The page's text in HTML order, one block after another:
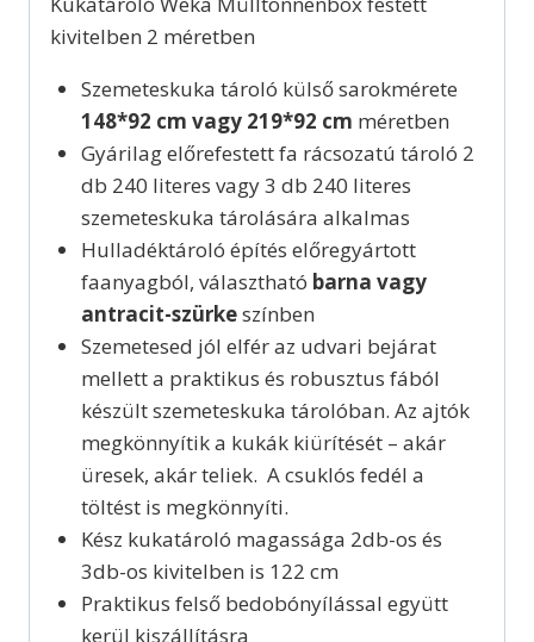
kivitelben 2 méretben
Szemeteskuka tároló külső sarokmérete
148*92 cm vagy 219*92 cm méretben
Gyárilag előrefestett fa rácsozatú tároló 2
db 240 literes vagy 3 db 240 literes
szemeteskuka tárolására alkalmas
Hulladéktároló építés előregyártott
faanyagból, választható barna vagy
antracit-szürkeszínben
Szemetesed jól elfér az udvari bejárat
mellett a praktikus és robusztus fából
készült szemeteskuka tárolóban. Az ajtók
megkönnyítik a kukák kiürítését – akár
üresek, akár teliek. A csuklós fedél a
töltést is megkönnyíti.
Kész kukatároló magassága 2db-os és
3db-os kivitelben is 122 cm
Praktikus felső bedobónyílással együtt
kerül kiszállításra